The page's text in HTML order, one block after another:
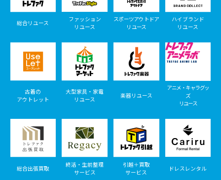
総合リユース
ファッション
リユース
スポーツアウトドア
リユース
ハイブランド
リユース
古着の
アウトレット
大型家具・家電
リユース
楽器リユース
アニメ・キャラグッ
ズ
リユース
総合出張買取
終活・生前整理
サービス
引越＋買取
サービス
ドレスレンタル